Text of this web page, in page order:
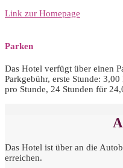
Link zur Homepage
Parken
Das Hotel verfügt über einen
Parkgebühr, erste Stunde:
pro Stunde, 24 Stunden für
Das Hotel ist über an die
erreichen.